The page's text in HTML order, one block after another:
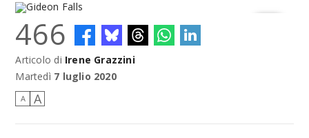
Gideon Falls
466
Articolo di Irene Grazzini
Martedì 7 luglio 2020
A A